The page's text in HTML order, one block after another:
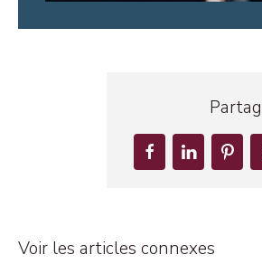
Voir les articles connexes